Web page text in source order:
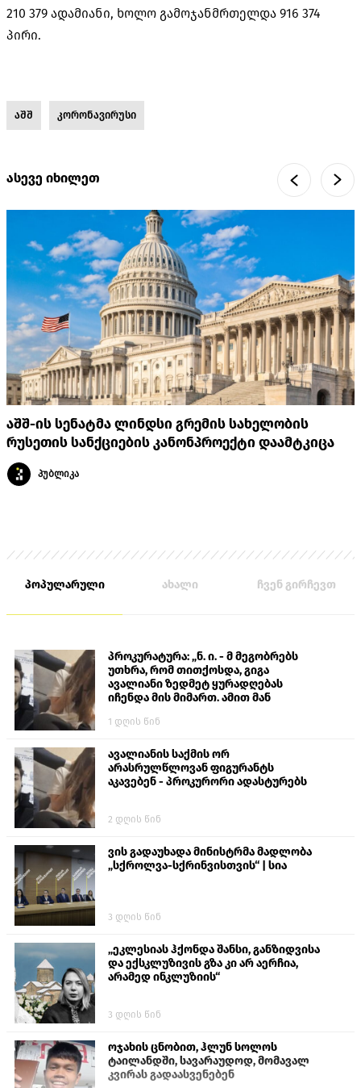
210 379 ადამიანი, ხოლო გამოჯანმრთელდა 916 374
პირი.
აშშ კორონავირუსი
ასევე იხილეთ
აშშ-ის სენატმა ლინდსი გრემის სახელობის
რუსეთის სანქციების კანონპროექტი დაამტკიცა
პუბლიკა
პოპულარული ახალი ჩვენ გირჩევთ
პროკურატურა: „ნ. ი. - მ მეგობრებს
უთხრა, რომ თითქოსდა, გიგა
ავალიანი ზედმეტ ყურადღებას
იჩენდა მის მიმართ. ამით მან
თავს დასხმოდა გიგა ავალიანს“
1 დღის წინ
ავალიანის საქმის ორ
არასრულწლოვან ფიგურანტს
აკავებენ - პროკურორი ადასტურებს
2 დღის წინ
ვის გადაუხადა მინისტრმა მადლობა
„სქროლვა-სქრინვისთვის“ | სია
3 დღის წინ
„ეკლესიას ჰქონდა შანსი, განზიდვისა
და ექსკლუზივის გზა კი არ აერჩია,
არამედ ინკლუზიის“
3 დღის წინ
ოჯახის ცნობით, ჰლუნ სოლოს
ტაილანდში, სავარაუდოდ, მომავალ
კვირას გადაასვენებენ